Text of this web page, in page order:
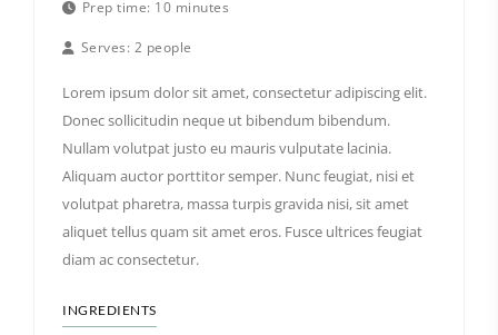
Prep time: 10 minutes
Serves: 2 people
Lorem ipsum dolor sit amet, consectetur adipiscing elit.
Donec sollicitudin neque ut bibendum bibendum.
Nullam volutpat justo eu mauris vulputate lacinia.
Aliquam auctor porttitor semper. Nunc feugiat, nisi et
volutpat pharetra, massa turpis gravida nisi, sit amet
aliquet tellus quam sit amet eros. Fusce ultrices feugiat
diam ac consectetur.
INGREDIENTS